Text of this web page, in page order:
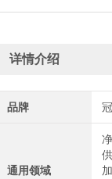
详情介绍
品牌
通用领域